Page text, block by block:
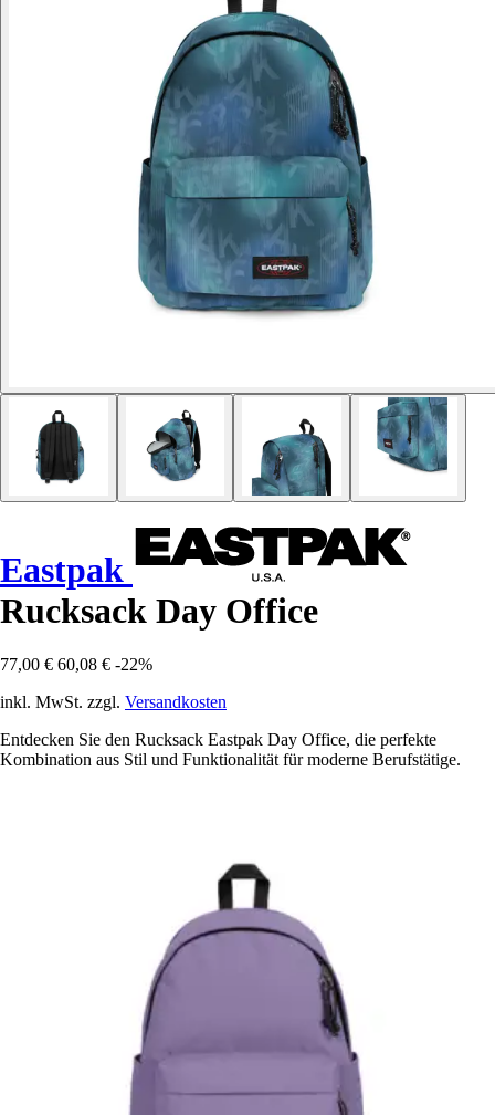
Eastpak
Rucksack Day Office
77,00 € 60,08 € -22%
inkl. MwSt. zzgl. Versandkosten
Entdecken Sie den Rucksack Eastpak Day Office, die perfekte
Kombination aus Stil und Funktionalität für moderne Berufstätige.